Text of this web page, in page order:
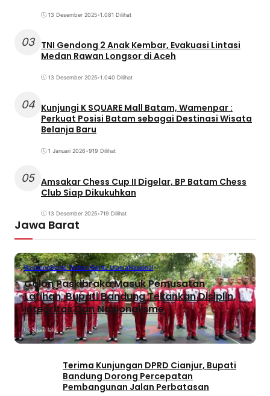
13 Desember 2025•1.081 Dilihat
03 TNI Gendong 2 Anak Kembar, Evakuasi Lintasi
Medan Rawan Longsor di Aceh
13 Desember 2025•1.040 Dilihat
04 Kunjungi K SQUARE Mall Batam, Wamenpar :
Perkuat Posisi Batam sebagai Destinasi Wisata
Belanja Baru
1 Januari 2026•919 Dilihat
05 Amsakar Chess Cup II Digelar, BP Batam Chess
Club Siap Dikukuhkan
13 Desember 2025•719 Dilihat
Jawa Barat
BandungBerita TerbaruBerita UtamaNasional
Calon Paskibraka Masuk Pemusatan
Latihan, Bupati Bandung Tekankan Disiplin,
Integritas Dan Nasionalisme
3 jam lalu
Terima Kunjungan DPRD Cianjur, Bupati
Bandung Dorong Percepatan
Pembangunan Jalan Perbatasan